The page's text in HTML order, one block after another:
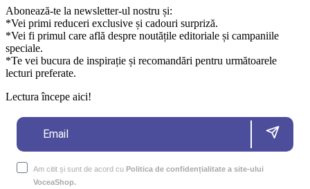
Abonează-te la newsletter-ul nostru și:
*Vei primi reduceri exclusive și cadouri surpriză.
*Vei fi primul care află despre noutățile editoriale și campaniile
speciale.
*Te vei bucura de inspirație și recomandări pentru următoarele
lecturi preferate.
Lectura începe aici!
Am citit și sunt de acord cu Politica de confidențialitate a site-ului
VoceaShop.